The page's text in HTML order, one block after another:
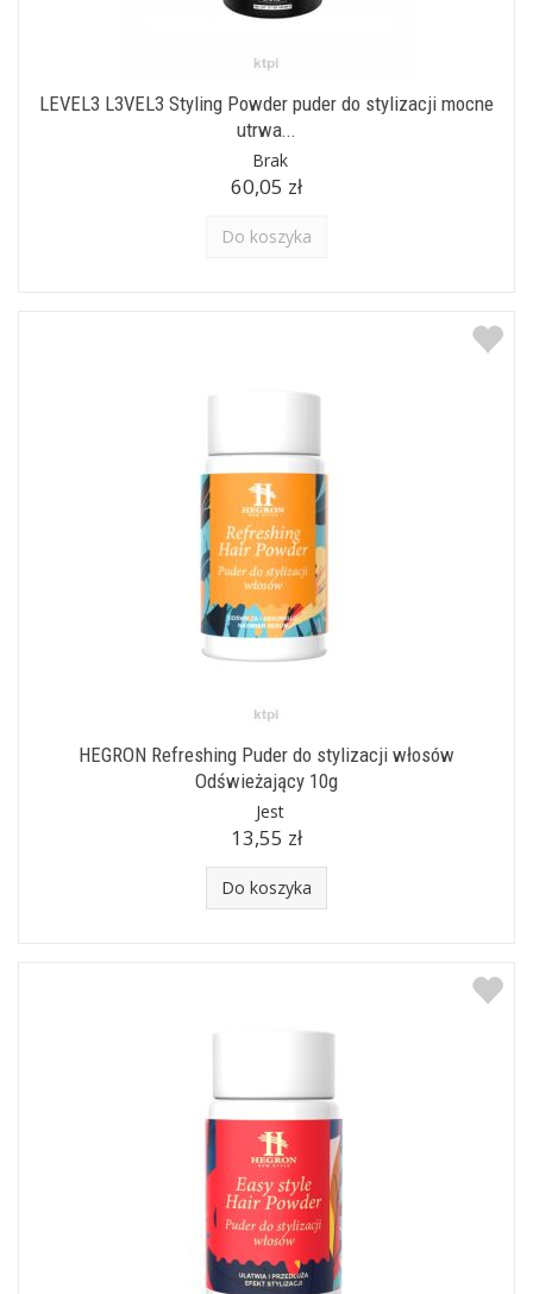
LEVEL3 L3VEL3 Styling Powder puder do stylizacji mocne
utrwa...
Brak
60,05 zł
Do koszyka
HEGRON Refreshing Puder do stylizacji włosów
Odświeżający 10g
Jest
13,55 zł
Do koszyka